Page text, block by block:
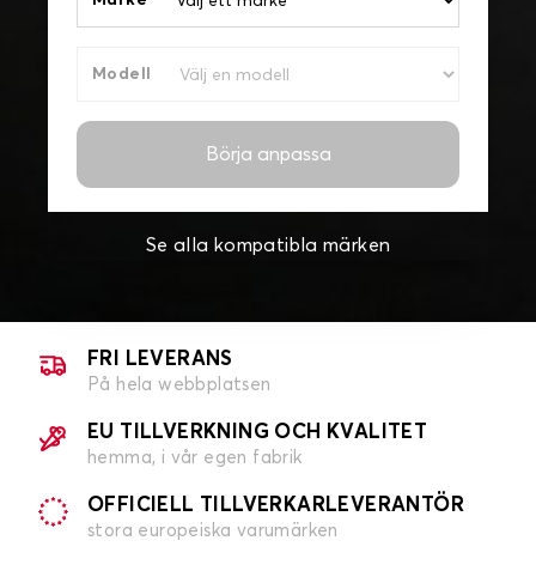
Modell
Börja anpassa
Se alla kompatibla märken
FRI LEVERANS
På hela webbplatsen
EU TILLVERKNING OCH KVALITET
hemma, i vår egen fabrik
OFFICIELL TILLVERKARLEVERANTÖR
stora europeiska varumärken